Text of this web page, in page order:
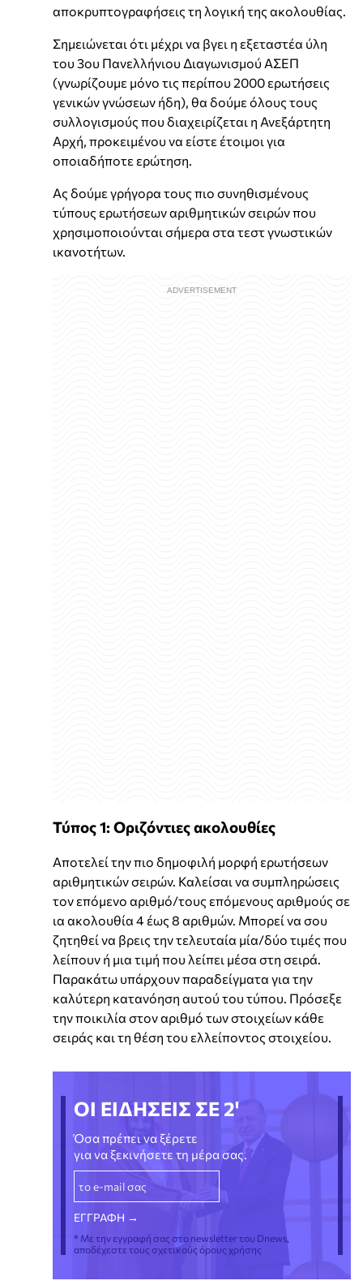
αποκρυπτογραφήσεις τη λογική της ακολουθίας.
Σημειώνεται ότι μέχρι να βγει η εξεταστέα ύλη
του 3ου Πανελλήνιου Διαγωνισμού ΑΣΕΠ
(γνωρίζουμε μόνο τις περίπου 2000 ερωτήσεις
γενικών γνώσεων ήδη), θα δούμε όλους τους
συλλογισμούς που διαχειρίζεται η Ανεξάρτητη
Αρχή, προκειμένου να είστε έτοιμοι για
οποιαδήποτε ερώτηση.
Ας δούμε γρήγορα τους πιο συνηθισμένους
τύπους ερωτήσεων αριθμητικών σειρών που
χρησιμοποιούνται σήμερα στα τεστ γνωστικών
ικανοτήτων.
Τύπος 1: Οριζόντιες ακολουθίες
Αποτελεί την πιο δημοφιλή μορφή ερωτήσεων
αριθμητικών σειρών. Καλείσαι να συμπληρώσεις
τον επόμενο αριθμό/τους επόμενους αριθμούς σε
ια ακολουθία 4 έως 8 αριθμών. Μπορεί να σου
ζητηθεί να βρεις την τελευταία μία/δύο τιμές που
λείπουν ή μια τιμή που λείπει μέσα στη σειρά.
Παρακάτω υπάρχουν παραδείγματα για την
καλύτερη κατανόηση αυτού του τύπου. Πρόσεξε
την ποικιλία στον αριθμό των στοιχείων κάθε
σειράς και τη θέση του ελλείποντος στοιχείου.
ΟΙ ΕΙΔΗΣΕΙΣ ΣΕ 2'
Όσα πρέπει να ξέρετε
για να ξεκινήσετε τη μέρα σας.
* Με την εγγραφή σας στο newsletter του Dnews,
αποδέχεστε τους σχετικούς όρους χρήσης